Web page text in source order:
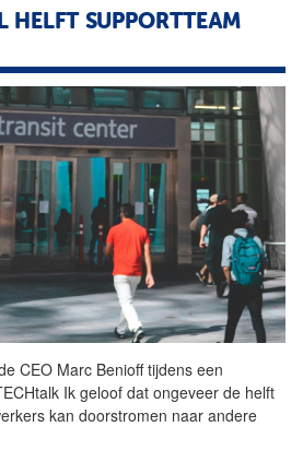
HELFT SUPPORTTEAM
CEO Marc Benioff tijdens een
Ik geloof dat ongeveer de helft
kan doorstromen naar andere